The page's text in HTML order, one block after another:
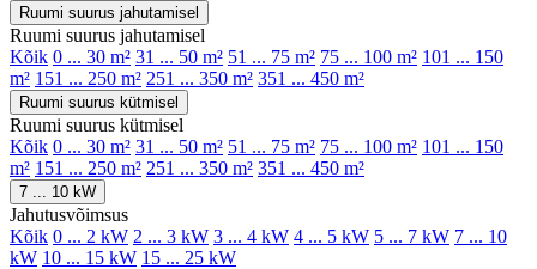
Ruumi suurus jahutamisel
Ruumi suurus jahutamisel
Kõik 0 ... 30 m² 31 ... 50 m² 51 ... 75 m² 75 ... 100 m² 101 ... 150
m² 151 ... 250 m² 251 ... 350 m² 351 ... 450 m²
Ruumi suurus kütmisel
Ruumi suurus kütmisel
Kõik 0 ... 30 m² 31 ... 50 m² 51 ... 75 m² 75 ... 100 m² 101 ... 150
m² 151 ... 250 m² 251 ... 350 m² 351 ... 450 m²
7 ... 10 kW
Jahutusvõimsus
Kõik 0 ... 2 kW 2 ... 3 kW 3 ... 4 kW 4 ... 5 kW 5 ... 7 kW 7 ... 10
kW 10 ... 15 kW 15 ... 25 kW